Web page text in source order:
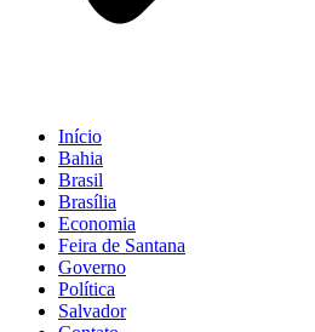
Início
Bahia
Brasil
Brasília
Economia
Feira de Santana
Governo
Política
Salvador